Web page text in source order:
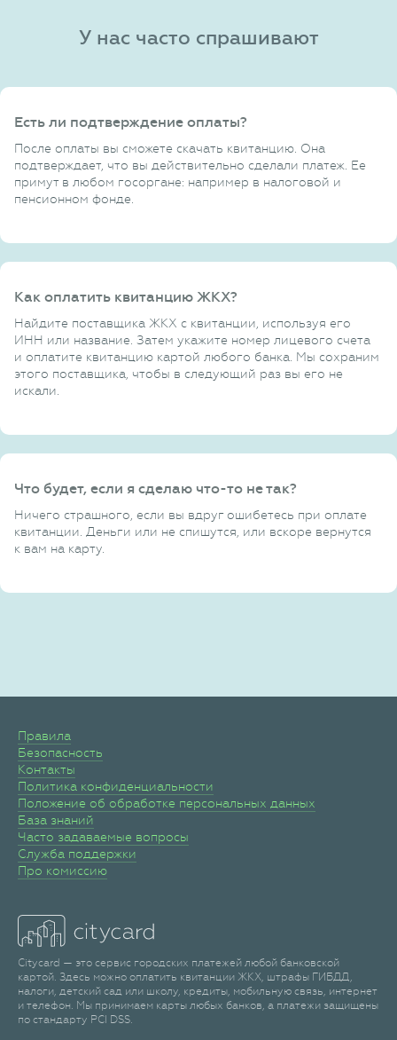
У нас часто спрашивают
Есть ли подтверждение оплаты?
После оплаты вы сможете скачать квитанцию. Она
подтверждает, что вы действительно сделали платеж. Ее
примут в любом госоргане: например в налоговой и
пенсионном фонде.
Как оплатить квитанцию ЖКХ?
Найдите поставщика ЖКХ с квитанции, используя его
ИНН или название. Затем укажите номер лицевого счета
и оплатите квитанцию картой любого банка. Мы сохраним
этого поставщика, чтобы в следующий раз вы его не
искали.
Что будет, если я сделаю что-то не так?
Ничего страшного, если вы вдруг ошибетесь при оплате
квитанции. Деньги или не спишутся, или вскоре вернутся
к вам на карту.
Правила
Безопасность
Контакты
Политика конфиденциальности
Положение об обработке персональных данных
База знаний
Часто задаваемые вопросы
Служба поддержки
Про комиссию
Citycard — это сервис городских платежей любой банковской
картой. Здесь можно оплатить квитанции ЖКХ, штрафы ГИБДД,
налоги, детский сад или школу, кредиты, мобильную связь, интернет
и телефон. Мы принимаем карты любых банков, а платежи защищены
по стандарту PCI DSS.